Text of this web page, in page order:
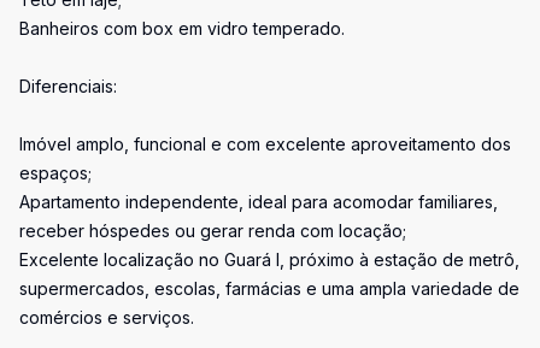
Banheiros com box em vidro temperado.
Diferenciais:
Imóvel amplo, funcional e com excelente aproveitamento dos
espaços;
Apartamento independente, ideal para acomodar familiares,
receber hóspedes ou gerar renda com locação;
Excelente localização no Guará I, próximo à estação de metrô,
supermercados, escolas, farmácias e uma ampla variedade de
comércios e serviços.